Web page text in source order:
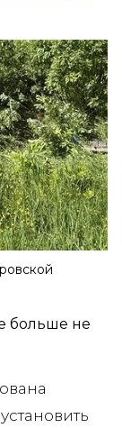
больше не